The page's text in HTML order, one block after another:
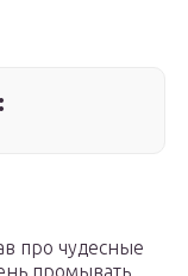
про чудесные
промывать